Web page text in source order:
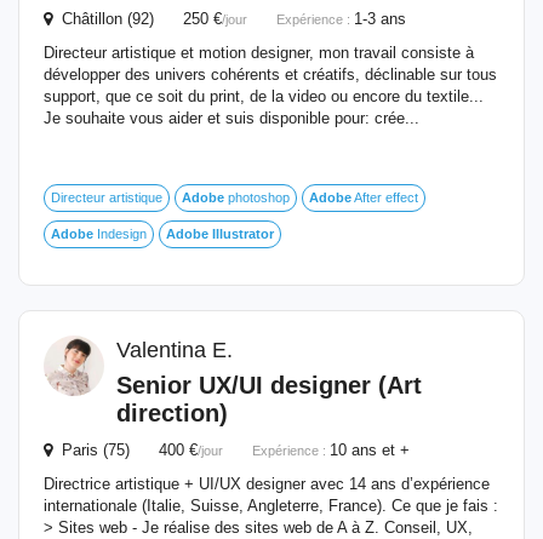
Châtillon (92) 250 €/jour Expérience : 1-3 ans
Directeur artistique et motion designer, mon travail consiste à
développer des univers cohérents et créatifs, déclinable sur tous
support, que ce soit du print, de la video ou encore du textile...
Je souhaite vous aider et suis disponible pour: crée...
Directeur artistique Adobe photoshop AdobeAfter effect
Adobe Indesign Adobe Illustrator
Valentina E.
Senior UX/UI designer (Art
direction)
Paris (75) 400 €/jour Expérience : 10 ans et +
Directrice artistique + UI/UX designer avec 14 ans d’expérience
internationale (Italie, Suisse, Angleterre, France). Ce que je fais :
> Sites web - Je réalise des sites web de A à Z. Conseil, UX,